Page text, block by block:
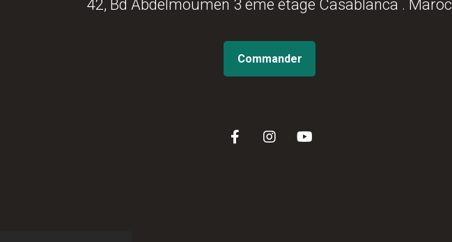
42, Bd Abdelmoumen 3 éme étage Casablanca . Maroc
Commander